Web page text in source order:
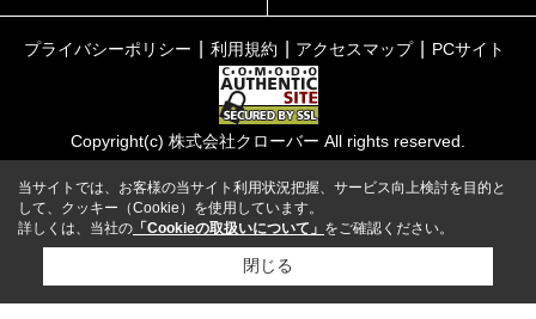
プライバシーポリシー 利用規約 アクセスマップ PCサイト
Copyright(c) 株式会社クローバー All rights reserved.
当サイトでは、お客様の当サイト利用状況把握、サービス向上検討を目的と
して、クッキー（Cookie）を使用しています。
詳しくは、当社の 「Cookieの取扱いについて」 をご確認ください。
閉じる